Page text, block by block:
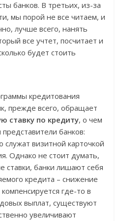
банков. В третьих, из-за
мы порой не все читаем, и
лучше всего, нанять
все учтет, посчитает и
будет стоить
кредитования
прежде всего, обращает
ставку по кредиту, о чем
банков:
визитной карточкой
Однако не стоит думать,
ставки, банки лишают себя
кредита – снижение
где-то в
выплат, существуют
увеличивают